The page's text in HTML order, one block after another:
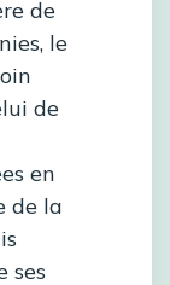
de
le
de
en
de la
ses